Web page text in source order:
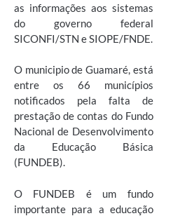
as informações aos sistemas
do governo federal
SICONFI/STN e SIOPE/FNDE.
O municipio de Guamaré, está
entre os 66 municípios
notificados pela falta de
prestação de contas do Fundo
Nacional de Desenvolvimento
da Educação Básica
(FUNDEB).
O FUNDEB é um fundo
importante para a educação